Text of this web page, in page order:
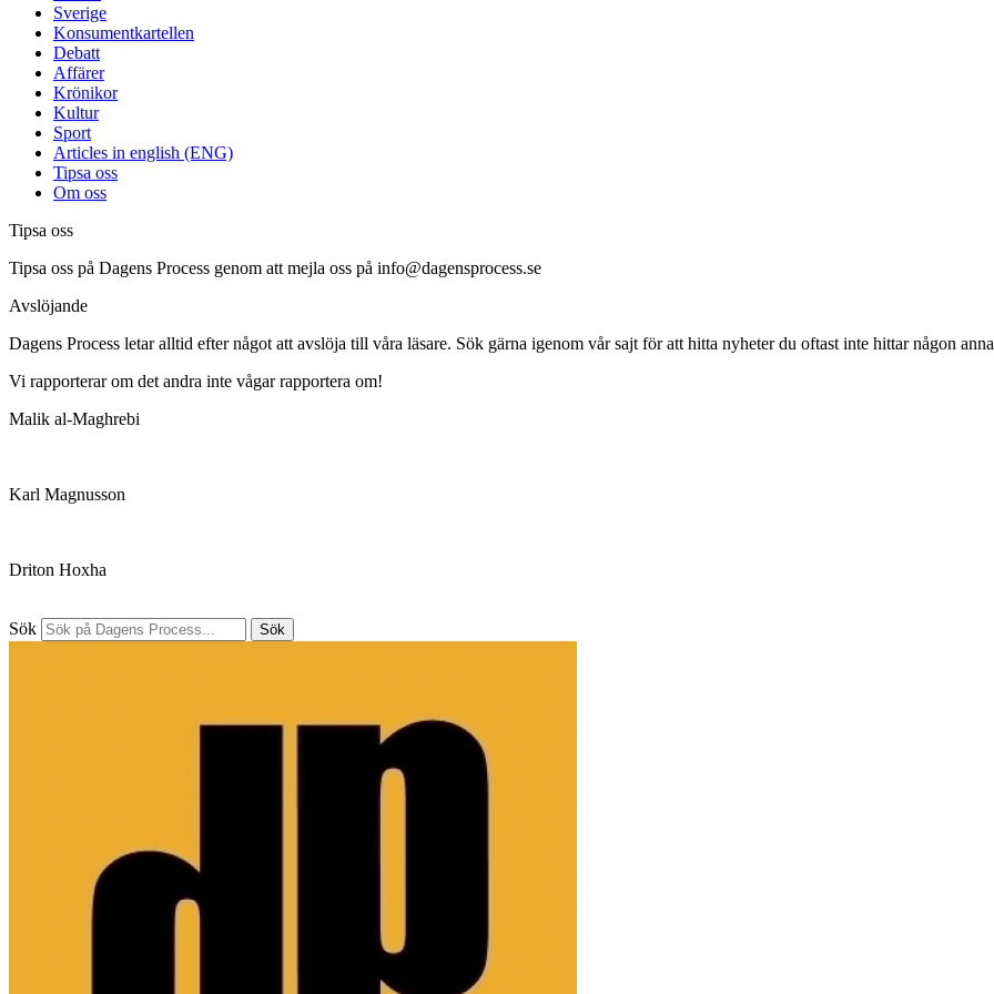
Sverige
Konsumentkartellen
Debatt
Affärer
Krönikor
Kultur
Sport
Articles in english (ENG)
Tipsa oss
Om oss
Tipsa oss
Tipsa oss på Dagens Process genom att mejla oss på info@dagensprocess.se
Avslöjande
Dagens Process letar alltid efter något att avslöja till våra läsare. Sök gärna igenom vår sajt för att hitta nyheter du oftast inte hittar någon
Vi rapporterar om det andra inte vågar rapportera om!
Malik al-Maghrebi
Karl Magnusson
Driton Hoxha
Sök Sök